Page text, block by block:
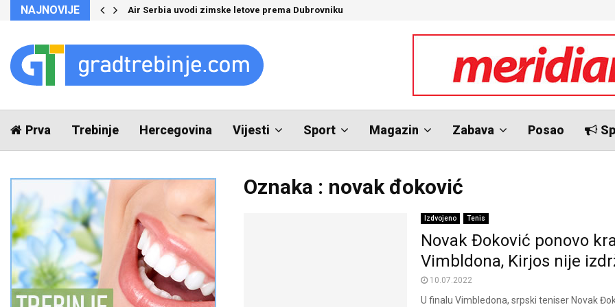
NAJNOVIJE Air Serbia uvodi zimske letove prema Dubrovniku
Prva Trebinje Hercegovina Vijesti Sport Magazin Zabava Posao
Oznaka : novak đoković
Izdvojeno Tenis
Novak Đoković ponovo
Vimbldona, Kirjos nije
10.07.2022
U finalu Vimbledona, srpski teniser Novak